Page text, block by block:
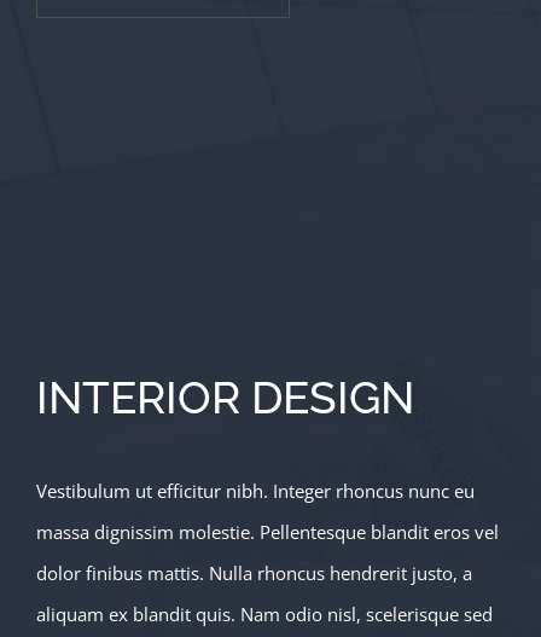
INTERIOR DESIGN
Vestibulum ut efficitur nibh. Integer rhoncus nunc eu
massa dignissim molestie. Pellentesque blandit eros vel
dolor finibus mattis. Nulla rhoncus hendrerit justo, a
aliquam ex blandit quis. Nam odio nisl, scelerisque sed